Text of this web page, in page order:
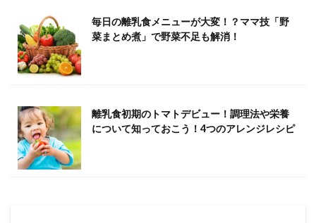
毎日の離乳食メニューが大変！？ママ技「野
菜まとめ煮」で野菜不足も解消！
離乳食初期のトマトデビュー！調理法や栄養
について知っておこう！4つのアレンジレシピ